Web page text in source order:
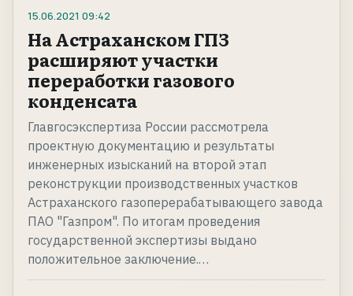
15.06.2021 09:42
На Астраханском ГПЗ
расширяют участки
переработки газового
конденсата
Главгосэкспертиза России рассмотрела
проектную документацию и результаты
инженерных изысканий на второй этап
реконструкции производственных участков
Астраханского газоперерабатывающего завода
ПАО "Газпром". По итогам проведения
государственной экспертизы выдано
положительное заключение.…